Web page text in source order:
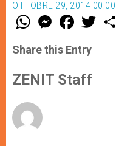
OTTOBRE 29, 2014 00:00
W
t
s
p
p
M
e
s
e
g
e
F
a
e
b
o
k
w
Share this Entry
ZENIT Staff